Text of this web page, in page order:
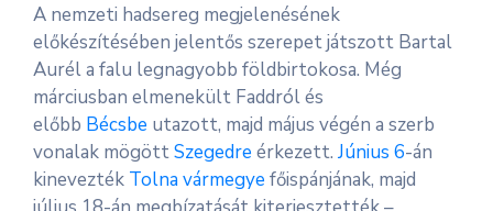
A nemzeti hadsereg megjelenésének
előkészítésében jelentős szerepet játszott Bartal
Aurél a falu legnagyobb földbirtokosa. Még
márciusban elmenekült Faddról és
előbb Bécsbe utazott, majd május végén a szerb
vonalak mögöttSzegedre érkezett. Június 6-án
kinevezték Tolna vármegye főispánjának, majd